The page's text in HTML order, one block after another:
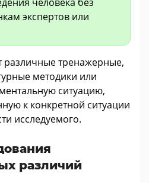
экспертов или
различные тренажерные,
методики или
ситуацию,
к конкретной ситуации
исследуемого.
различий